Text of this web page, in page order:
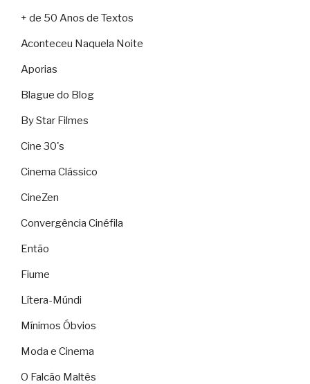
+ de 50 Anos de Textos
Aconteceu Naquela Noite
Aporias
Blague do Blog
By Star Filmes
Cine 30's
Cinema Clássico
CineZen
Convergência Cinéfila
Então
Fiume
Lítera-Múndi
Mínimos Óbvios
Moda e Cinema
O Falcão Maltês